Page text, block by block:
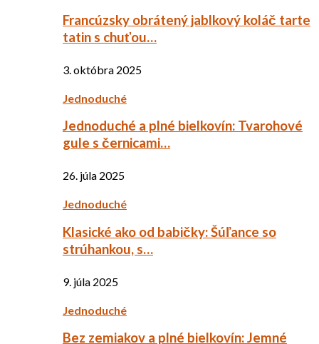
Francúzsky obrátený jablkový koláč tarte
tatin s chuťou…
3. októbra 2025
Jednoduché
Jednoduché a plné bielkovín: Tvarohové
gule s černicami…
26. júla 2025
Jednoduché
Klasické ako od babičky: Šúľance so
strúhankou, s…
9. júla 2025
Jednoduché
Bez zemiakov a plné bielkovín: Jemné